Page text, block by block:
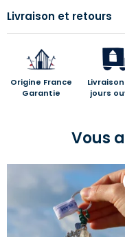
Livraison et retours
Origine France
Garantie
jours
Vous